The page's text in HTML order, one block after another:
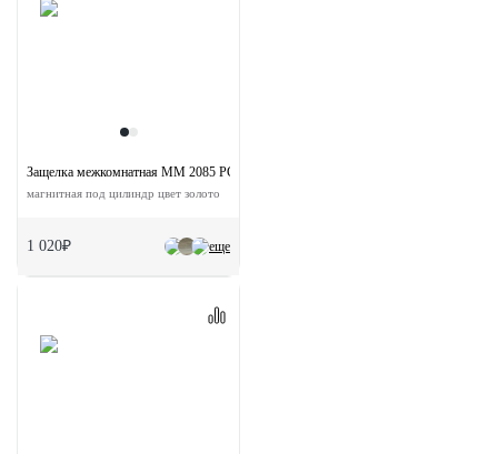
еще
Защелка межкомнатная MM 2085 PG с ответной планкой
магнитная под цилиндр цвет золото
1 020₽